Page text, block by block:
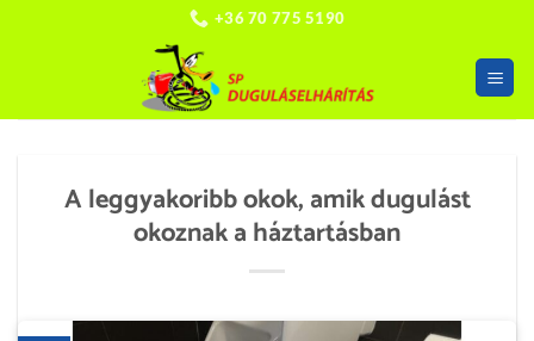
+36 70 775 5190
A leggyakoribb okok, amik dugulást
okoznak a háztartásban